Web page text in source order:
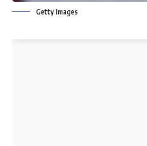
Getty Images